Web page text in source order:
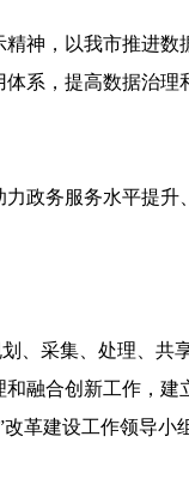
神，以我市推进数
系，提高数据治理
政务服务水平提升
、采集、处理、共
融合创新工作，建
革建设工作领导小